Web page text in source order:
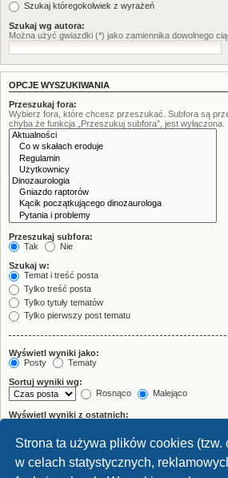
Strona ta używa plików cookies (tzw.
w celach statystycznych,
Szukaj któregokolwiek z wyrażeń
Szukaj wg autora:
Można użyć gwiazdki (*) jako zamiennika dowolnego
OPCJE WYSZUKIWANIA
Przeszukaj fora:
Wybierz fora, które chcesz przeszukać. Subfora są
chyba że funkcja „Przeszukuj subfora”, jest wyłączona.
Przeszukaj subfora:
Tak
Nie
Szukaj w:
Temat i treść posta
Tylko treść posta
Tylko tytuły tematów
Tylko pierwszy post tematu
Wyświetl wyniki jako:
Posty
Tematy
Sortuj wyniki wg:
Rosnąco
Malejąco
Wyświetl wyniki z ostatnich:
Wyświetl pierwsze:
znaków w poście